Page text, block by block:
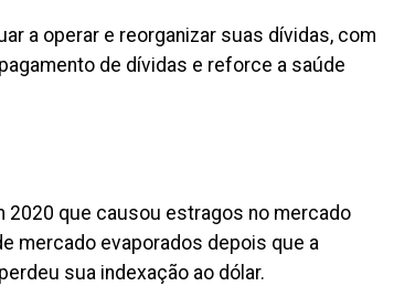
a operar e reorganizar suas dívidas, com
de dívidas e reforce a saúde
que causou estragos no mercado
mercado evaporados depois que a
sua indexação ao dólar.